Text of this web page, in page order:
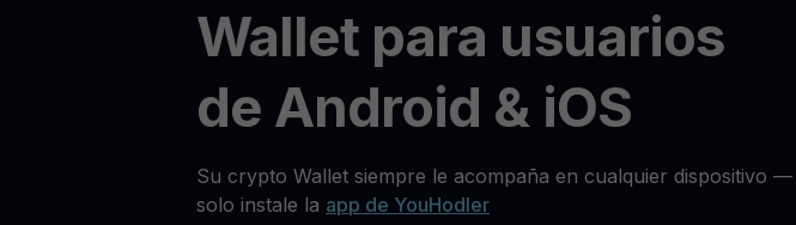
Wallet para usuarios
de Android & iOS
Su crypto Wallet siempre le acompaña en cualquier dispositivo —
solo instale la app de YouHodler